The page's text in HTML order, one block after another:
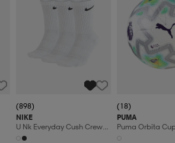
(898)
NIKE
U Nk Everyday Cush Crew
3pr
(18)
PUMA
Puma Orbita